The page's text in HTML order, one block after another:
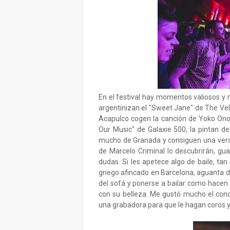
En el festival hay momentos valiosos y
argentinizan el "Sweet Jane" de The
Acapulco cogen la canción de Yoko
Our Music" de Galaxie 500, la pintan
mucho de Granada y consiguen una
de Marcelo Criminal lo descubrirán,
dudas. Si les apetece algo de baile,
griego afincado en Barcelona, aguanta
del sofá y ponerse a bailar como
con su belleza. Me gustó mucho el
una grabadora para que le hagan